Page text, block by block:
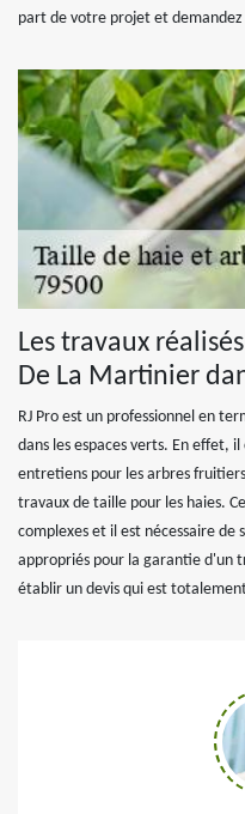
part de votre projet et demandez
Les travaux
De La Martinier
RJ Pro est un professionnel en
dans les espaces verts. En effet,
entretiens pour les arbres
travaux de taille pour les haies.
complexes et il est nécessaire de
appropriés pour la garantie d'un
établir un devis qui est